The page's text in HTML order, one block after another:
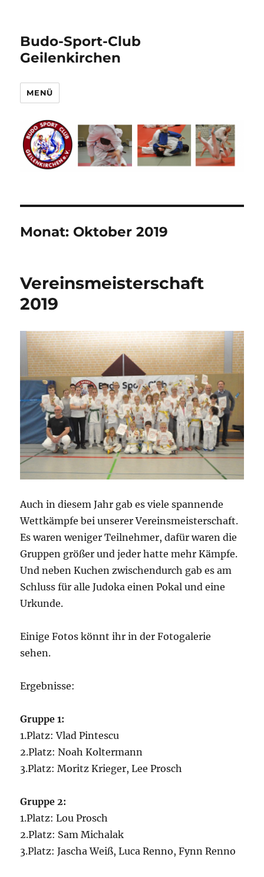
Budo-Sport-Club
Geilenkirchen
MENÜ
Monat: Oktober 2019
Vereinsmeisterschaft
2019
Auch in diesem Jahr gab es viele spannende
Wettkämpfe bei unserer Vereinsmeisterschaft.
Es waren weniger Teilnehmer, dafür waren die
Gruppen größer und jeder hatte mehr Kämpfe.
Und neben Kuchen zwischendurch gab es am
Schluss für alle Judoka einen Pokal und eine
Urkunde.
Einige Fotos könnt ihr in der Fotogalerie
sehen.
Ergebnisse:
Gruppe 1:
1.Platz: Vlad Pintescu
2.Platz: Noah Koltermann
3.Platz: Moritz Krieger, Lee Prosch
Gruppe 2:
1.Platz: Lou Prosch
2.Platz: Sam Michalak
3.Platz: Jascha Weiß, Luca Renno, Fynn Renno